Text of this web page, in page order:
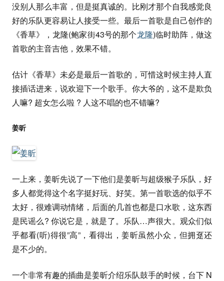
没别人那么丰富，但是挺真诚的。比刚才那个自我感觉良
好的乐队更容易让人接受一些。最后一首歌是自己创作的
《香草》，龙隆(鲍家街43号的那个龙隆)临时助阵，做这
首歌的主音吉他，效果不错。
估计《香草》未必是最后一首歌的，可惜这时候主持人直
接插话进来，说欢迎下一个歌手。你大爷的，这不是欺负
人嘛? 超女怎么啦 ? 人这不唱的也不错嘛?
姜昕
一上来，姜昕先说了一下他们是姜昕与超级猴子乐队，好
多人都觉得这个名字挺好玩、好笑。第一首歌选的似乎不
太好，很难调动情绪，后面的几首也都是口水歌，这东西
是民谣么? 你说它是，就是了。乐队…声很大。观众们似
乎都看(听)得很”高”，看得出，姜昕虽然小众，但拥趸还
是不少的。
一个非常有趣的插曲是姜昕介绍乐队鼓手的时候，台下 N